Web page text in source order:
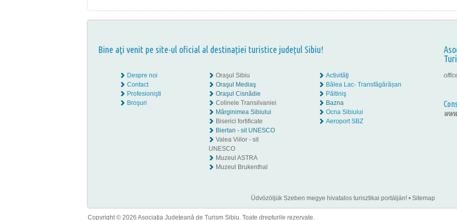
Bine aţi venit pe site-ul oficial al destinației turistice județul Sibiu!
Despre noi
Contact
Profesionişti
Broşuri
Oraşul Sibiu
Oraşul Mediaş
Oraşul Cisnădie
Colinele Transilvaniei
Mărginimea Sibiului
Biserici fortificate
Biertan - sit UNESCO
Valea Viilor - sit
UNESCO
Muzeul ASTRA
Muzeul Brukenthal
Activităţi
Bâlea Lac- Transfăgărășan
Păltiniş
Bazna
Ocna Sibiului
Aeroport SBZ
Üdvözöljük Szeben megye hivatalos turisztikai portálján!• Sitemap
Copyright © 2026 Asociaţia Judeţeană de Turism Sibiu. Toate drepturile rezervate.